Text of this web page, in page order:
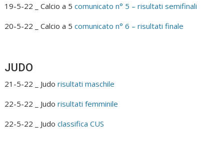
19-5-22 _ Calcio a 5comunicato n° 5 – risultati semifinali
20-5-22 _ Calcio a 5comunicato n° 6 – risultati finale
JUDO
21-5-22 _ Judorisultati maschile
22-5-22 _ Judorisultati femminile
22-5-22 _ Judoclassifica CUS